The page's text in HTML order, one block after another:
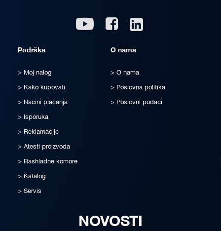
Youtube Facebook
Podrška
Moj nalog
Kako kupovati
Načini plaćanja
Isporuka
Reklamacije
Atesti proizvoda
Rashladne komore
Katalog
Servis
O nama
O nama
Poslovna politika
Poslovni podaci
NOVOSTI